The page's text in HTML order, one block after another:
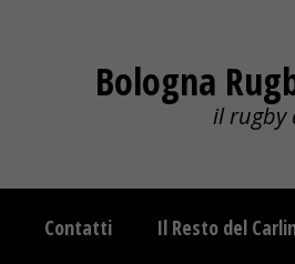
Bologna
il rugby
Contatti Il Resto del